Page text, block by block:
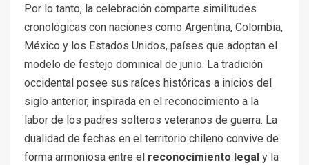
Por lo tanto, la celebración comparte similitudes
cronológicas con naciones como Argentina, Colombia,
México y los Estados Unidos, países que adoptan el
modelo de festejo dominical de junio. La tradición
occidental posee sus raíces históricas a inicios del
siglo anterior, inspirada en el reconocimiento a la
labor de los padres solteros veteranos de guerra. La
dualidad de fechas en el territorio chileno convive de
forma armoniosa entre el reconocimiento legal y la